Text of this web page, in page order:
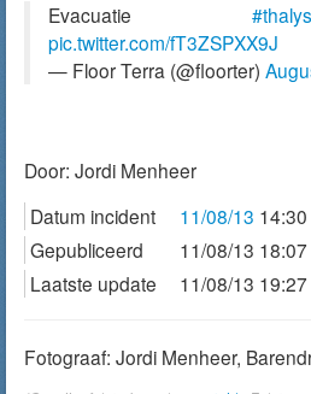
Evacuatie #thalys
pic.twitter.com/fT3ZSPXX9J
— Floor Terra (@floorter)
Door: Jordi Menheer
Datum incident
11/08/13 14:30
Gepubliceerd
11/08/13 18:07
Laatste update
11/08/13 19:27
Fotograaf: Jordi Menheer,